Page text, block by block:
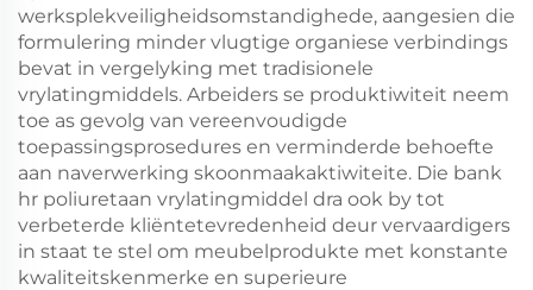
werksplekveiligheidsomstandighede, aangesien die
formulering minder vlugtige organiese verbindings
bevat in vergelyking met tradisionele
vrylatingmiddels. Arbeiders se produktiwiteit neem
toe as gevolg van vereenvoudigde
toepassingsprosedures en verminderde behoefte
aan naverwerking skoonmaakaktiwiteite. Die bank
hr poliuretaan vrylatingmiddel dra ook by tot
verbeterde kliëntetevredenheid deur vervaardigers
in staat te stel om meubelprodukte met konstante
kwaliteitskenmerke en superieure